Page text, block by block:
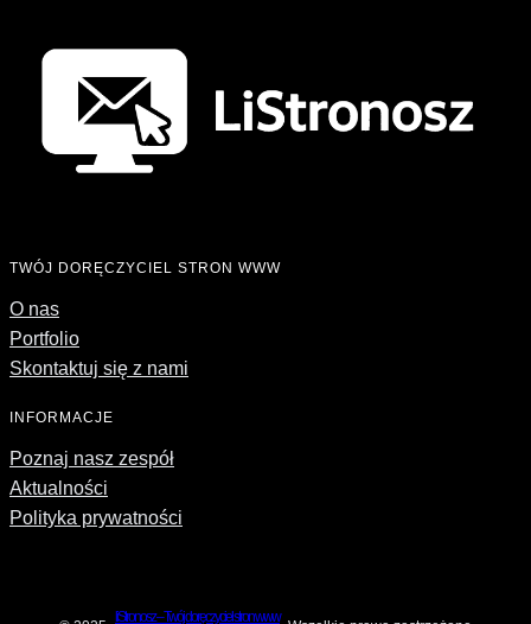
TWÓJ DORĘCZYCIEL STRON WWW
O nas
Portfolio
Skontaktuj się z nami
INFORMACJE
Poznaj nasz zespół
Aktualności
Polityka prywatności
liStronosz – Twój doręczyciel stron www